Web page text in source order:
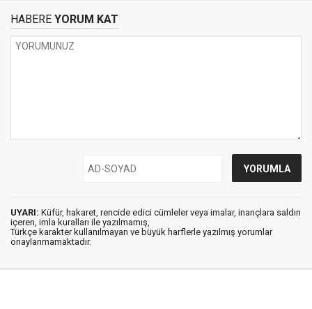
HABERE YORUM KAT
UYARI: Küfür, hakaret, rencide edici cümleler veya imalar, inançlara saldırı
içeren, imla kuralları ile yazılmamış,
Türkçe karakter kullanılmayan ve büyük harflerle yazılmış yorumlar
onaylanmamaktadır.